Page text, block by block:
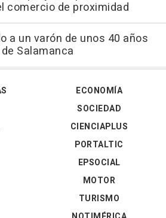
comercio de proximidad
a un varón de unos 40 años
Salamanca
ECONOMÍA
SOCIEDAD
CIENCIAPLUS
PORTALTIC
EPSOCIAL
MOTOR
TURISMO